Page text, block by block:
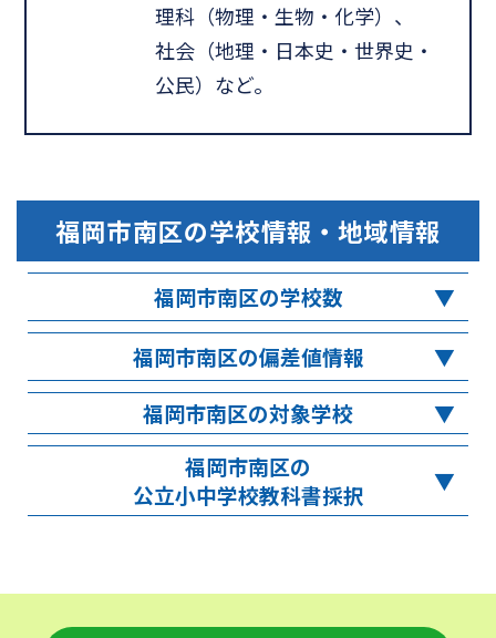
理科（物理・生物・化学）、
社会（地理・日本史・世界史・
公民）など。
福岡市南区の学校情報・地域情報
福岡市南区の学校数
福岡市南区の偏差値情報
福岡市南区の対象学校
福岡市南区の
公立小中学校教科書採択